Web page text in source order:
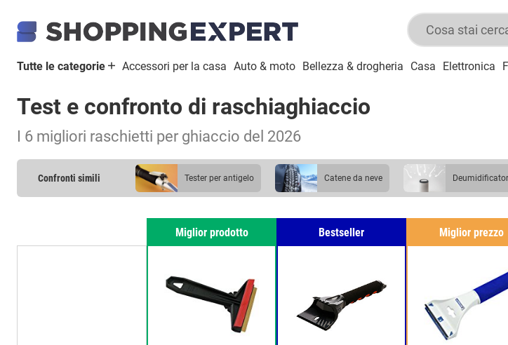
Tutte le categorie Accessori per la casa Auto & moto Bellezza & drogheria Casa Elettronica
Test e confronto di raschiaghiaccio
I 6 migliori raschietti per ghiaccio del 2026
Confronti simili tester per antigelo catene da neve
Miglior prodotto Bestseller Miglior prezzo